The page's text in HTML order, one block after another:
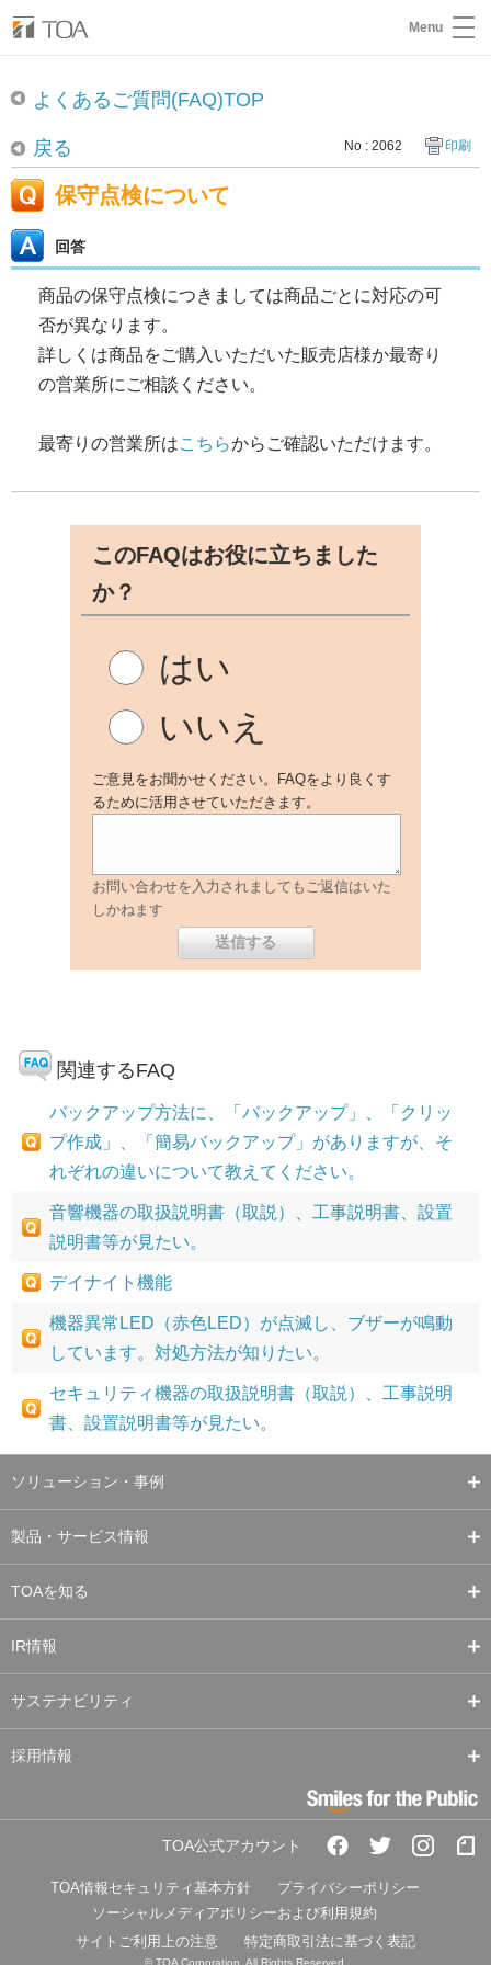
Menu
よくあるご質問(FAQ)TOP
戻る No : 2062 印刷
保守点検について
回答
商品の保守点検につきましては商品ごとに対応の可
否が異なります。
詳しくは商品をご購入いただいた販売店様か最寄り
の営業所にご相談ください。
最寄りの営業所はこちらからご確認いただけます。
このFAQはお役に立ちました
か？
はい
いいえ
ご意見をお聞かせください。FAQをより良くす
るために活用させていただきます。
お問い合わせを入力されましてもご返信はいた
しかねます
関連するFAQ
バックアップ方法に、「バックアップ」、「クリッ
プ作成」、「簡易バックアップ」がありますが、そ
れぞれの違いについて教えてください。
音響機器の取扱説明書（取説）、工事説明書、設置
説明書等が見たい。
デイナイト機能
機器異常LED（赤色LED）が点滅し、ブザーが鳴動
しています。対処方法が知りたい。
セキュリティ機器の取扱説明書（取説）、工事説明
書、設置説明書等が見たい。
ソリューション・事例
製品・サービス情報
TOAを知る
IR情報
サステナビリティ
採用情報
TOA公式アカウント
TOA情報セキュリティ基本方針
プライバシーポリシー
ソーシャルメディアポリシーおよび利用規約
サイトご利用上の注意
特定商取引法に基づく表記